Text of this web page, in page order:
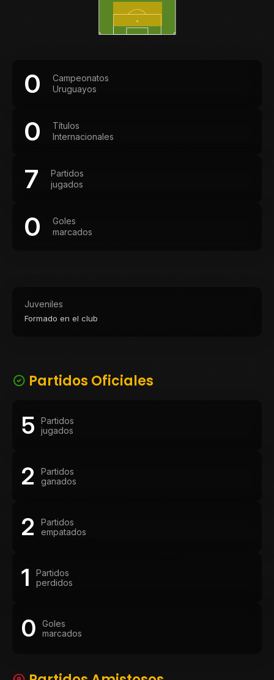
0
Campeonatos
Uruguayos
0
Títulos
Internacionales
7
Partidos
jugados
0
Goles
marcados
Juveniles
Formado en el club
Partidos Oficiales
5
Partidos
jugados
2
Partidos
ganados
2
Partidos
empatados
1
Partidos
perdidos
0
Goles
marcados